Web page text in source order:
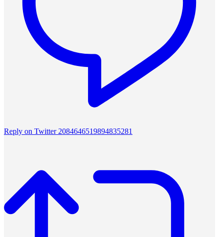
Reply on Twitter 2084646519894835281